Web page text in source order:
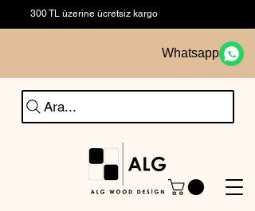
300 TL üzerine ücretsiz kargo
Ara...
Whatsapp